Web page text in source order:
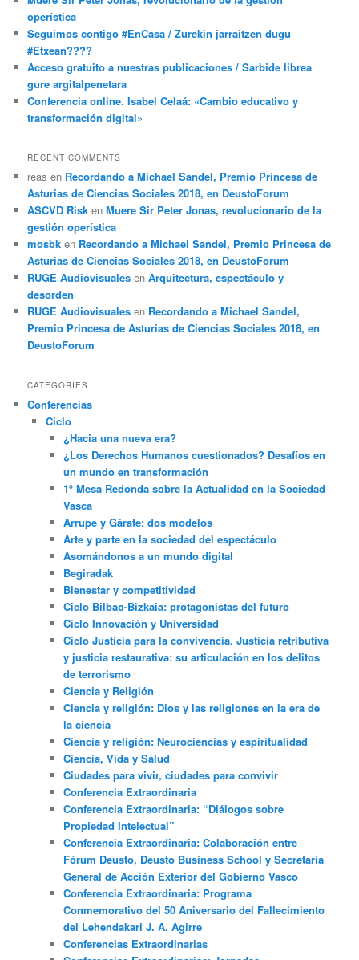
operística
Seguimos contigo #EnCasa / Zurekin jarraitzen dugu
#Etxean????
Acceso gratuito a nuestras publicaciones / Sarbide librea
gure argitalpenetara
Conferencia online. Isabel Celaá: «Cambio educativo y
transformación digital»
RECENT COMMENTS
reas en Recordando a Michael Sandel, Premio Princesa de
Asturias de Ciencias Sociales 2018, en DeustoForum
ASCVD Risk enMuere Sir Peter Jonas, revolucionario de la
gestión operística
mosbk en Recordando a Michael Sandel, Premio Princesa de
Asturias de Ciencias Sociales 2018, en DeustoForum
RUGE Audiovisuales enArquitectura, espectáculo y
desorden
RUGE Audiovisuales en Recordando a Michael Sandel,
Premio Princesa de Asturias de Ciencias Sociales 2018, en
DeustoForum
CATEGORIES
Conferencias
Ciclo
¿Hacia una nueva era?
¿Los Derechos Humanos cuestionados? Desafíos en
un mundo en transformación
1º Mesa Redonda sobre la Actualidad en la Sociedad
Vasca
Arrupe y Gárate: dos modelos
Arte y parte en la sociedad del espectáculo
Asomándonos a un mundo digital
Begiradak
Bienestar y competitividad
Ciclo Bilbao-Bizkaia: protagonistas del futuro
Ciclo Innovación y Universidad
Ciclo Justicia para la convivencia. Justicia retributiva
y justicia restaurativa: su articulación en los delitos
de terrorismo
Ciencia y Religión
Ciencia y religión: Dios y las religiones en la era de
la ciencia
Ciencia y religión: Neurociencias y espiritualidad
Ciencia, Vida y Salud
Ciudades para vivir, ciudades para convivir
Conferencia Extraordinaria
Conferencia Extraordinaria: “Diálogos sobre
Propiedad Intelectual”
Conferencia Extraordinaria: Colaboración entre
Fórum Deusto, Deusto Business School y Secretaría
General de Acción Exterior del Gobierno Vasco
Conferencia Extraordinaria: Programa
Conmemorativo del 50 Aniversario del Fallecimiento
del Lehendakari J. A. Agirre
Conferencias Extraordinarias